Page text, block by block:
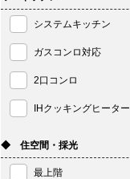
システムキッチン
ガスコンロ対応
2口コンロ
IHクッキングヒーター
◆ 住空間・採光
最上階